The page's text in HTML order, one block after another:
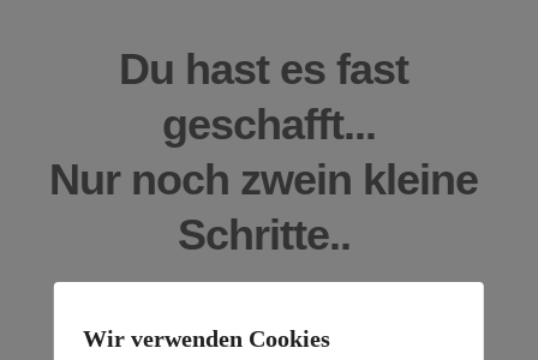
Du hast es fast
geschafft...
Nur noch zwein kleine
Schritte..
Wir verwenden Cookies